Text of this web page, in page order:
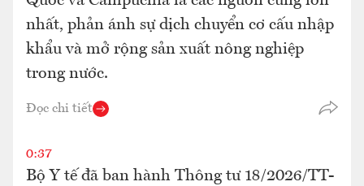
nhất, phản ánh sự dịch chuyển cơ cấu nhập
khẩu và mở rộng sản xuất nông nghiệp
trong nước.
Đọc chi tiết
0:37
Bộ Y tế đã ban hành Thông tư 18/2026/TT-